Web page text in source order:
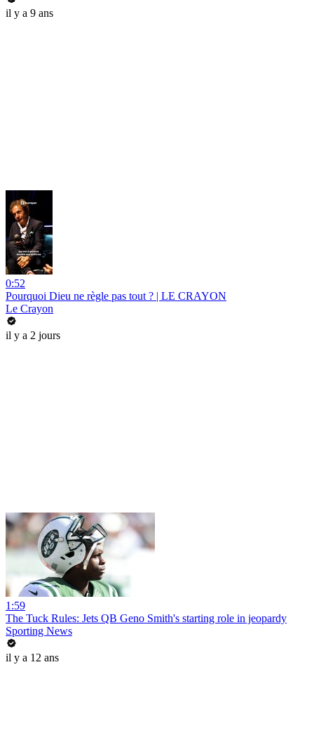
il y a 9 ans
0:52
Pourquoi Dieu ne règle pas tout ? | LE CRAYON
Le Crayon
il y a 2 jours
1:59
The Tuck Rules: Jets QB Geno Smith's starting role in jeopardy
Sporting News
il y a 12 ans